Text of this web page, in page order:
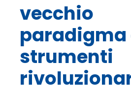
vecchio
paradigma
strumenti